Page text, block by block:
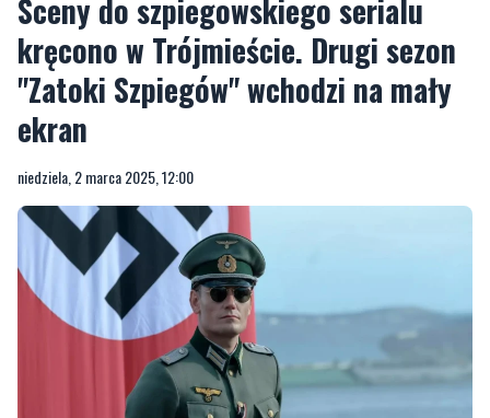
Sceny do szpiegowskiego serialu
kręcono w Trójmieście. Drugi sezon
"Zatoki Szpiegów" wchodzi na mały
ekran
niedziela, 2 marca 2025, 12:00